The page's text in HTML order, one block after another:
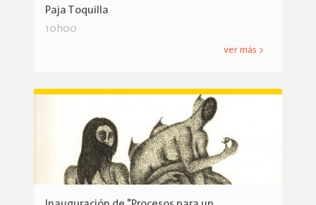
Paja Toquilla
10h00
ver más >